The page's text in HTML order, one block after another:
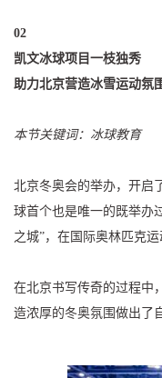
02
凯文冰球项目一枝独秀
助力北京营造冰雪运动氛
本节关键词：冰球教育
北京冬奥会的举办，开启
球首个也是唯一的既举办
之城”，在国际奥林匹克运
在北京书写传奇的过程中
造浓厚的冬奥氛围做出了